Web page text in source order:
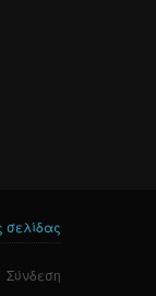
σελίδας
Σύνδεση